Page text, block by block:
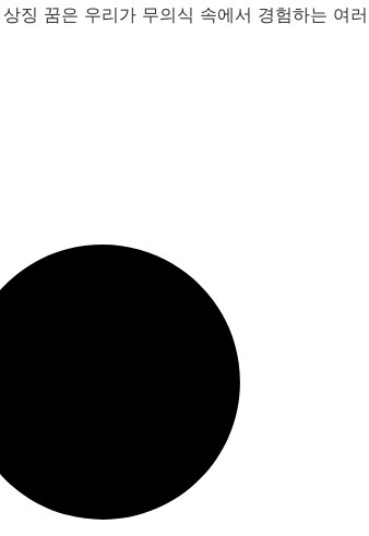
징 꿈은 우리가 무의식 속에서 경험하는 여